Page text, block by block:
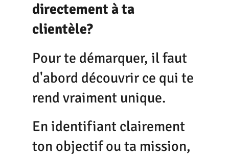
directement à ta
clientèle?
En identifiant clairement
ton objectif ou ta mission,
Pour te démarquer, il faut
d'abord découvrir ce qui te
rend vraiment unique.